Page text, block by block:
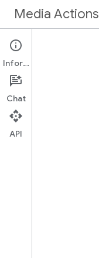
Media Actions
Descripción general
Información
Chat
API